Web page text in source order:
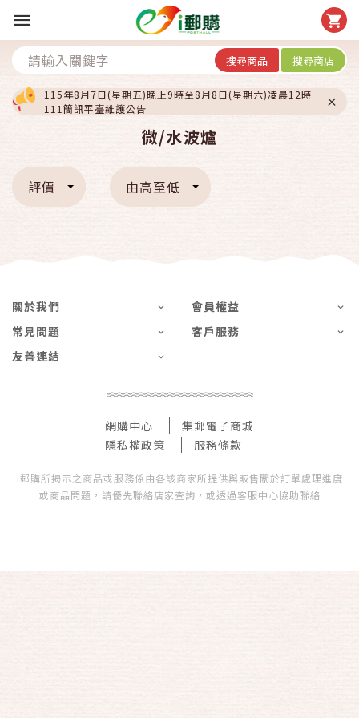
搜尋商品 搜尋商店
115年8月7日(星期五)晚上9時至8月8日(星期六)凌晨12時
111簡訊平臺維護公告
微/水波爐
評價 由高至低
關於我們
會員權益
常見問題
客戶服務
友善連結
網購中心
集郵電子商城
隱私權政策
服務條款
i郵購所揭示之商品或服務係由各該商家所提供與販售關於訂單處理進度
或商品問題，請優先聯絡店家查詢，或透過客服中心協助聯絡